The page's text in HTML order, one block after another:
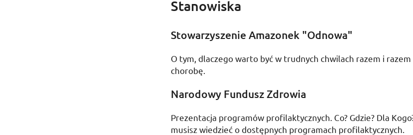
Stanowiska
Stowarzyszenie Amazonek "Odnowa"
O tym, dlaczego warto być w trudnych chwilach razem i
chorobę.
Narodowy Fundusz Zdrowia
Prezentacja programów profilaktycznych. Co? Gdzie? Dla
musisz wiedzieć o dostępnych programach profilaktycznych.